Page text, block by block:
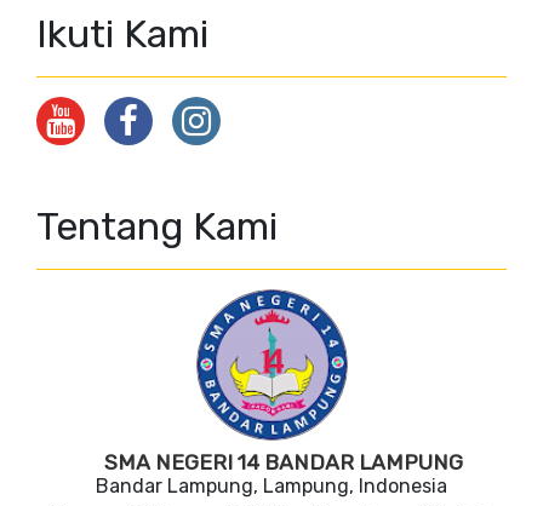
Ikuti Kami
Tentang Kami
SMA NEGERI 14 BANDAR LAMPUNG
Bandar Lampung, Lampung, Indonesia